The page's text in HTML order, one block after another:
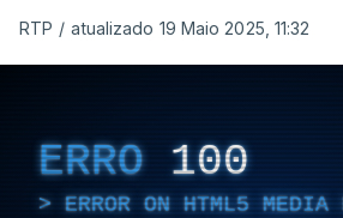
RTP / atualizado 19 Maio 2025, 11:32
ERRO 100
ERROR ON HTML5 MEDIA